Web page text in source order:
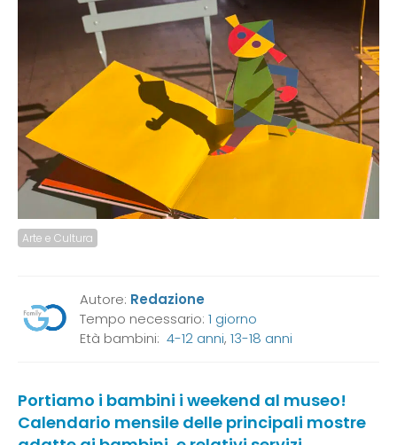
Arte e Cultura
Autore: Redazione
Tempo necessario: 1 giorno
Età bambini: 4-12 anni, 13-18 anni
Portiamo i bambini i weekend al museo!
Calendario mensile delle principali mostre